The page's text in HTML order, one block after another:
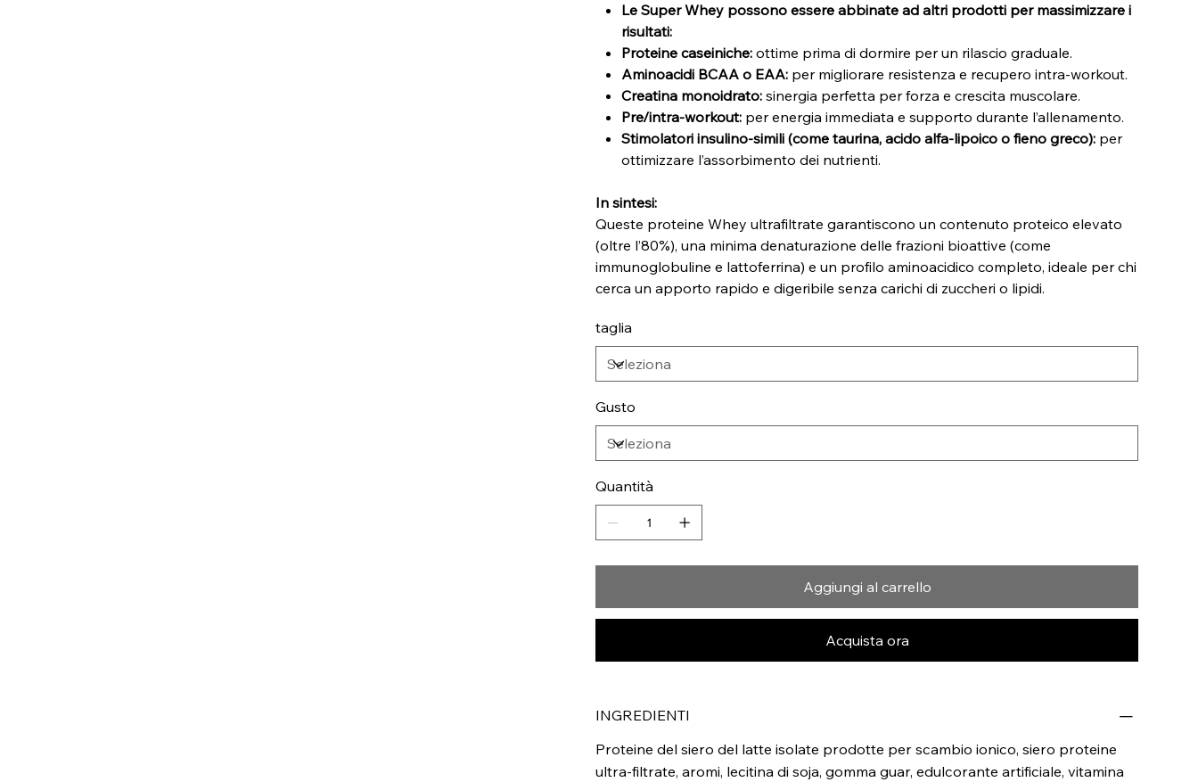
Le Super Whey possono essere abbinate ad altri prodotti per massimizzare i
risultati:
Proteine caseiniche: ottime prima di dormire per un rilascio graduale.
Aminoacidi BCAA o EAA: per migliorare resistenza e recupero intra-workout.
Creatina monoidrato:sinergia perfetta per forza e crescita muscolare.
Pre/intra-workout: per energia immediata e supporto durante l’allenamento.
Stimolatori insulino-simili (come taurina, acido alfa-lipoico o fieno greco): per
ottimizzare l’assorbimento dei nutrienti.
In sintesi:
Queste proteine Whey ultrafiltrate garantiscono un contenuto proteico elevato
(oltre l’80%), una minima denaturazione delle frazioni bioattive (come
immunoglobuline e lattoferrina) e un profilo aminoacidico completo, ideale per chi
cerca un apporto rapido e digeribile senza carichi di zuccheri o lipidi.
taglia
Gusto
Quantità
Aggiungi al carrello
Acquista ora
INGREDIENTI
Proteine del siero del latte isolate prodotte per scambio ionico, siero proteine
ultra-filtrate, aromi, lecitina di soja, gomma guar, edulcorante artificiale, vitamina